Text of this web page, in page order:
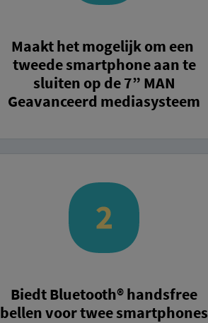
Maakt het mogelijk om een ​​
tweede smartphone aan te
sluiten op de 7” MAN
Geavanceerd mediasysteem
Biedt Bluetooth® handsfree
bellen voor twee smartphones